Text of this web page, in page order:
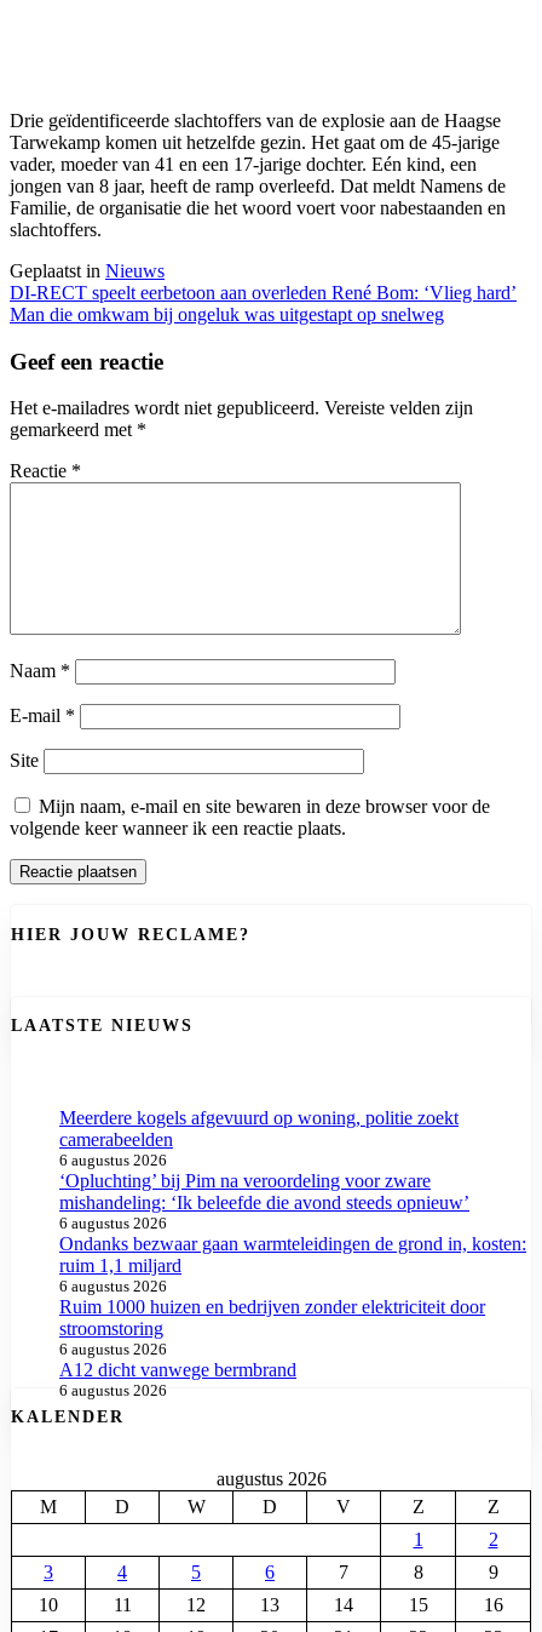
Drie geïdentificeerde slachtoffers van de explosie aan de Haagse
Tarwekamp komen uit hetzelfde gezin. Het gaat om de 45-jarige
vader, moeder van 41 en een 17-jarige dochter. Eén kind, een
jongen van 8 jaar, heeft de ramp overleefd. Dat meldt Namens de
Familie, de organisatie die het woord voert voor nabestaanden en
slachtoffers.
Geplaatst in Nieuws
Berichtnavigatie
DI-RECT speelt eerbetoon aan overleden René Bom: ‘Vlieg hard’
Man die omkwam bij ongeluk was uitgestapt op snelweg
Geef een reactie
Het e-mailadres wordt niet gepubliceerd. Vereiste velden zijn
gemarkeerd met *
Reactie *
Naam *
E-mail *
Site
Mijn naam, e-mail en site bewaren in deze browser voor de
volgende keer wanneer ik een reactie plaats.
HIER JOUW RECLAME?
LAATSTE NIEUWS
Meerdere kogels afgevuurd op woning, politie zoekt
camerabeelden
6 augustus 2026
‘Opluchting’ bij Pim na veroordeling voor zware
mishandeling: ‘Ik beleefde die avond steeds opnieuw’
6 augustus 2026
Ondanks bezwaar gaan warmteleidingen de grond in, kosten:
ruim 1,1 miljard
6 augustus 2026
Ruim 1000 huizen en bedrijven zonder elektriciteit door
stroomstoring
6 augustus 2026
A12 dicht vanwege bermbrand
6 augustus 2026
KALENDER
augustus 2026
M
D W D V Z
Z
1
2
3
4 5 6 7 8
9
10
11 12 13 14 15
16